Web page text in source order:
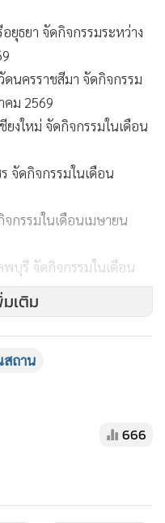
ยุธยา จัดกิจกรรมระหว่าง
นครราชสีมา จัดกิจกรรม
คม 2569
ยงใหม่ จัดกิจกรรมในเดือน
จัดกิจกรรมในเดือน
กรรมในเดือนเมษายน
บุรี จัดกิจกรรมในเดือน
เติม
สถาน
666